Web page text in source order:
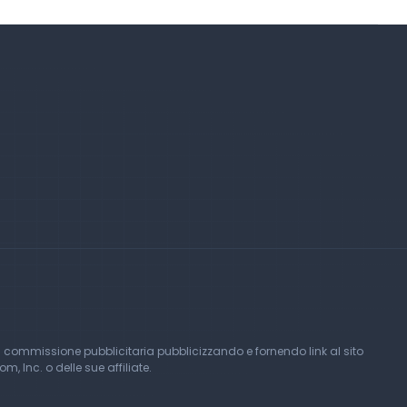
pubblicitaria pubblicizzando e fornendo link al sito
Inc. o delle sue affiliate.